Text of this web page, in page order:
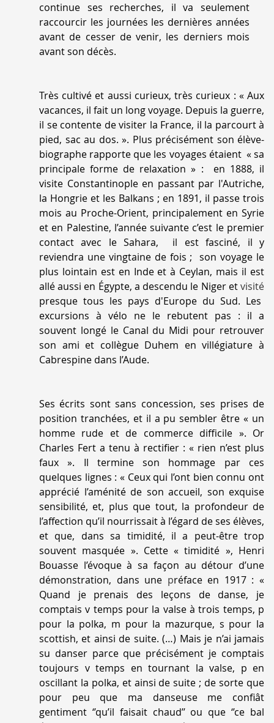
continue ses recherches, il va seulement
raccourcir les journées les dernières années
avant de cesser de venir, les derniers mois
avant son décès.
Très cultivé et aussi curieux, très curieux : « Aux
vacances, il fait un long voyage. Depuis la guerre,
il se contente de visiter la France, il la parcourt à
pied, sac au dos. ». Plus précisément son élève-
biographe rapporte que les voyages étaient «sa
principale forme de relaxation » : en 1888, il
visite Constantinople en passant par l'Autriche,
la Hongrie et les Balkans ; en 1891, il passe trois
mois au Proche-Orient, principalement en Syrie
et en Palestine, l’année suivante c’est le premier
contact avec le Sahara, il est fasciné, il y
reviendra une vingtaine de fois ; son voyage le
plus lointain est en Inde et à Ceylan, mais il est
allé aussi en Égypte, a descendu le Niger etvisité
presque tous les pays d'Europe du Sud. Les
excursions à vélo ne le rebutent pas : il a
souvent longé le Canal du Midi pour retrouver
son ami et collègue Duhem en villégiature à
Cabrespine dans l’Aude.
Ses écrits sont sans concession, ses prises de
position tranchées, et il a pu sembler être « un
homme rude et de commerce difficile ». Or
Charles Fert a tenu à rectifier : « rien n’est plus
faux ». Il termine son hommage par ces
quelques lignes : « Ceux qui l’ont bien connu ont
apprécié l’aménité de son accueil, son exquise
sensibilité, et, plus que tout, la profondeur de
l’affection qu’il nourrissait à l’égard de ses élèves,
et que, dans sa timidité, il a peut-être trop
souvent masquée ». Cette « timidité », Henri
Bouasse l’évoque à sa façon au détour d’une
démonstration, dans une préface en 1917 : «
Quand je prenais des leçons de danse, je
comptais v temps pour la valse à trois temps, p
pour la polka, m pour la mazurque, s pour la
scottish, et ainsi de suite. (…) Mais je n’ai jamais
su danser parce que précisément je comptais
toujours v temps en tournant la valse, p en
oscillant la polka, et ainsi de suite ; de sorte que
pour peu que ma danseuse me confiât
gentiment ‘’qu’il faisait chaud’’ ou que ‘’ce bal